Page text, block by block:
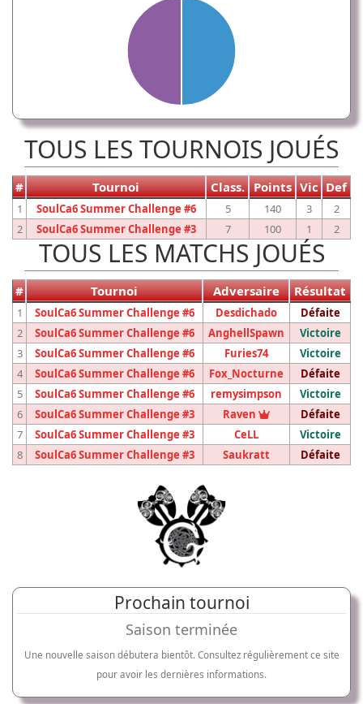
TOUS LES TOURNOIS JOUÉS
# Tournoi Class. Points Vic Def
1 SoulCa6 Summer Challenge #6 5 140 3
2
2
SoulCa6 Summer Challenge #3 7 100 1 2
TOUS LES MATCHS JOUÉS
# Tournoi Adversaire Résultat
1 SoulCa6 Summer Challenge #6 Desdichado
Défaite
2
SoulCa6 Summer Challenge #6 AnghellSpawn
Victoire
3
SoulCa6 Summer Challenge #6 Furies74
Victoire
4
SoulCa6 Summer Challenge #6 Fox_Nocturne
Défaite
5
SoulCa6 Summer Challenge #6 remysimpson
Victoire
6
SoulCa6 Summer Challenge #3 Raven Vainqueur du
Défaite
7
SoulCa6 Summer Challenge #3 CeLL
Victoire
8
SoulCa6 Summer Challenge #3 Saukratt Défaite
Prochain tournoi
Saison terminée
Une nouvelle saison débutera bientôt. Consultez régulièrement ce site
pour avoir les dernières informations.